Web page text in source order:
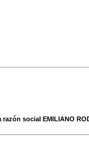
social EMILIANO